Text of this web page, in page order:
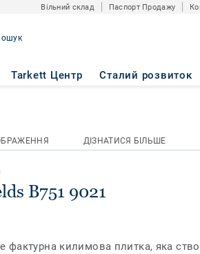
Вільний склад Паспорт Продажу
Tarkett Центр Сталий розвиток
ДІЗНАТИСЯ БІЛЬШЕ
B751 9021
фактурна килимова плитка, яка